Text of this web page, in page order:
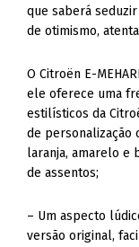
que saberá
de otimismo,
O Citroën E-
ele oferece uma
estilísticos da
de personalização
laranja, amarelo e
de assentos;
– Um aspecto
versão original,